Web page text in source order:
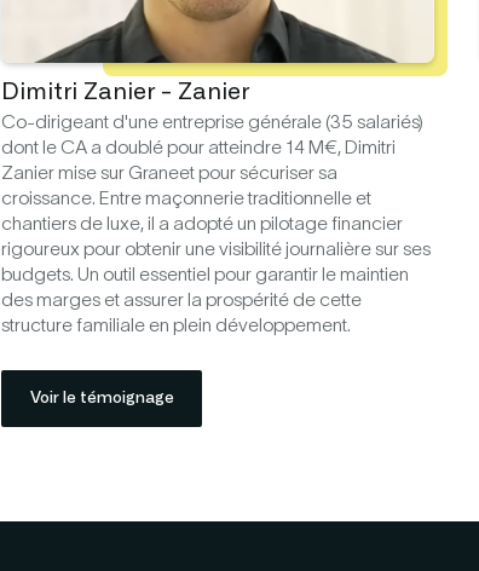
Dimitri Zanier - Zanier
Co-dirigeant d'une entreprise générale (35 salariés)
dont le CA a doublé pour atteindre 14 M€, Dimitri
Zanier mise sur Graneet pour sécuriser sa
croissance. Entre maçonnerie traditionnelle et
chantiers de luxe, il a adopté un pilotage financier
rigoureux pour obtenir une visibilité journalière sur ses
budgets. Un outil essentiel pour garantir le maintien
des marges et assurer la prospérité de cette
structure familiale en plein développement.
Voir le témoignage